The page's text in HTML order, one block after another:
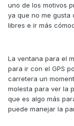
uno de los motivos
ya que no me gusta
libres e ir más
La ventana para el
para ir con el GPS
carretera un
molesta para ver la
que es algo más
puede manejar la